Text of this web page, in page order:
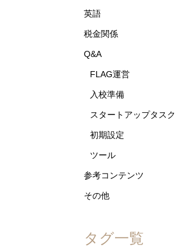
英語
税金関係
Q&A
FLAG運営
入校準備
スタートアップタスク
初期設定
ツール
参考コンテンツ
その他
タグ一覧